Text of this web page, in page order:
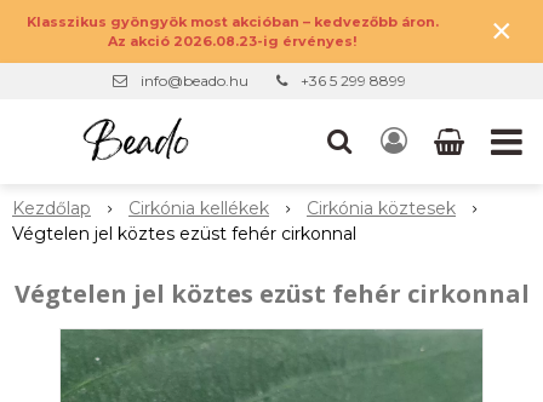
Klasszikus gyöngyök most akcióban – kedvezőbb áron.
Az akció 2026.08.23-ig érvényes!
×
info@beado.hu +36 5 299 8899
Kezdőlap Cirkónia kellékek
Cirkónia köztesek
Végtelen jel köztes ezüst fehér cirkonnal
Végtelen jel köztes ezüst fehér cirkonnal